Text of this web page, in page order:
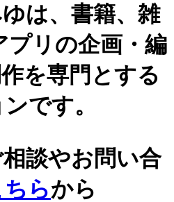
は、書籍、雑
プリの企画・編
を専門とする
です。
談やお問い合
ちらから